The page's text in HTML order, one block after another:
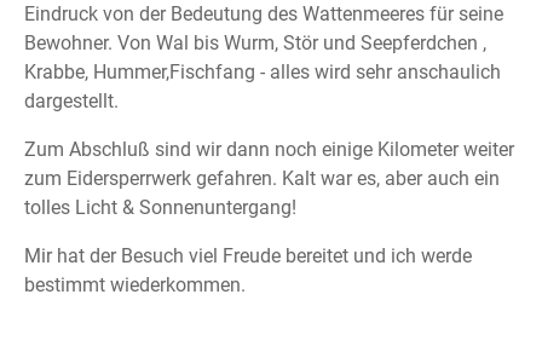
Eindruck von der Bedeutung des Wattenmeeres für seine
Bewohner. Von Wal bis Wurm, Stör und Seepferdchen ,
Krabbe, Hummer,Fischfang - alles wird sehr anschaulich
dargestellt.
Zum Abschluß sind wir dann noch einige Kilometer weiter
zum Eidersperrwerk gefahren. Kalt war es, aber auch ein
tolles Licht & Sonnenuntergang!
Mir hat der Besuch viel Freude bereitet und ich werde
bestimmt wiederkommen.